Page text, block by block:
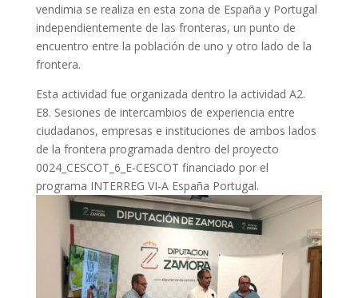
vendimia se realiza en esta zona de España y Portugal
independientemente de las fronteras, un punto de
encuentro entre la población de uno y otro lado de la
frontera.
Esta actividad fue organizada dentro la actividad A2.
E8. Sesiones de intercambios de experiencia entre
ciudadanos, empresas e instituciones de ambos lados
de la frontera programada dentro del proyecto
0024_CESCOT_6_E-CESCOT financiado por el
programa INTERREG VI-A España Portugal.